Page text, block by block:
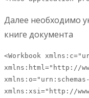
Далее необходимо
книге документа
<Workbook
xmlns:html="http://
xmlns:xsi="http://